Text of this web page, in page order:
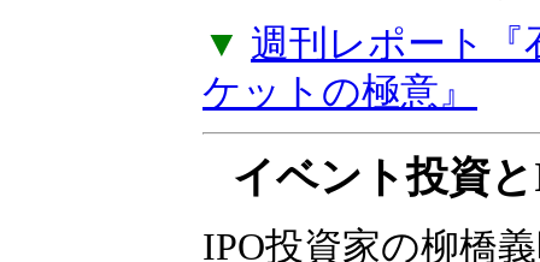
ンバーシップを開
た。『石原順のメ
ーケットの極意』
プを購読しなく
でご視聴いただけ